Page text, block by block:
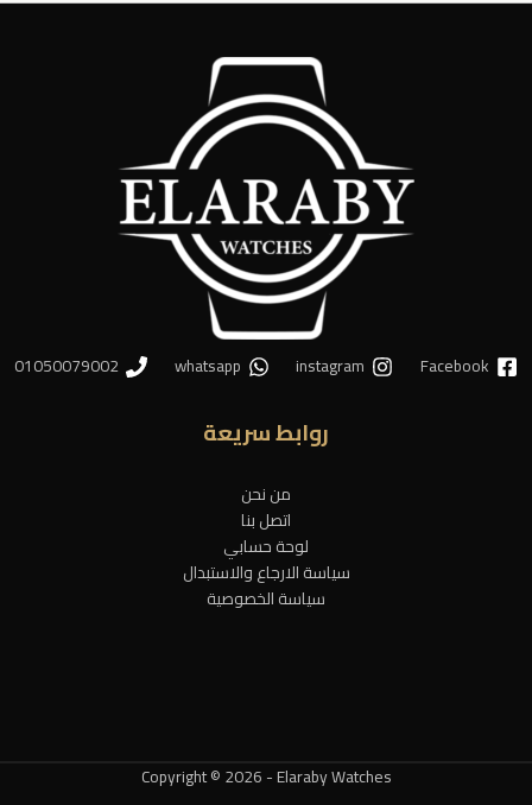
Facebook
instagram
whatsapp
01050079002
روابط سريعة
من نحن
اتصل بنا
لوحة حسابي
سياسة الارجاع والاستبدال
سياسة الخصوصية
Copyright © 2026 - Elaraby Watches